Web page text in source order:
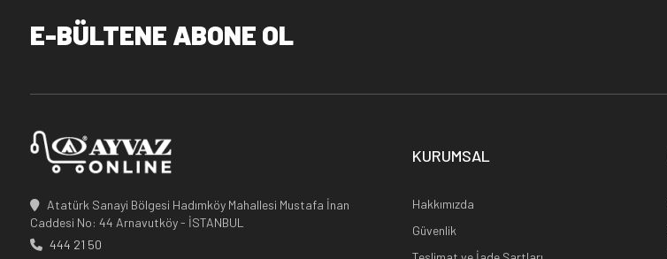
E-BÜLTENE ABONE OL
Atatürk Sanayi Bölgesi Hadımköy Mahallesi Mustafa İnan
Caddesi No: 44 Arnavutköy - İSTANBUL
444 21 50
KURUMSAL
Hakkımızda
Güvenlik